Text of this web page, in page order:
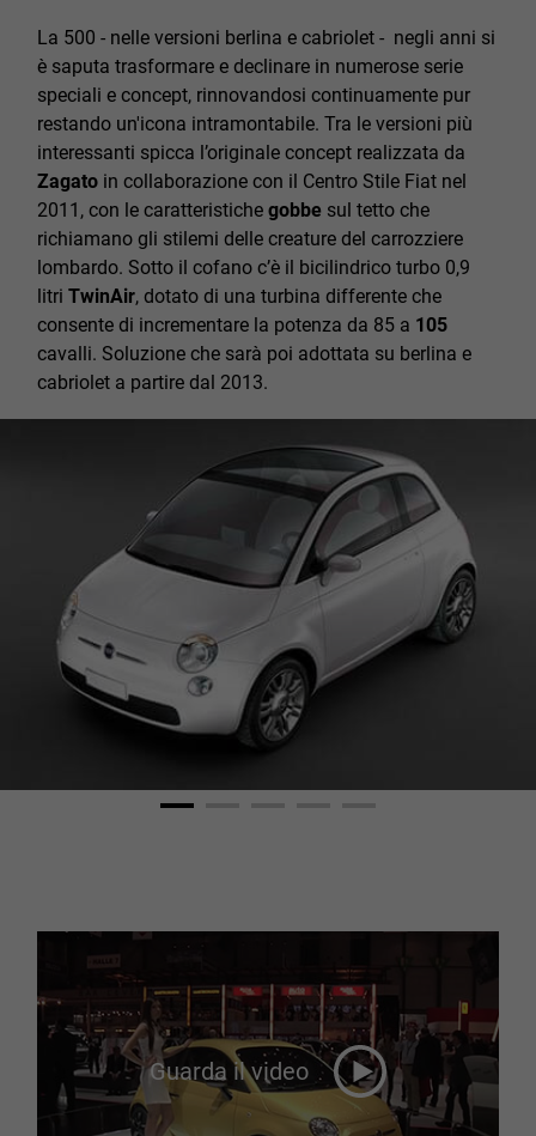
La 500 - nelle versioni berlina e cabriolet - negli anni si
è saputa trasformare e declinare in numerose serie
speciali e concept, rinnovandosi continuamente pur
restando un'icona intramontabile. Tra le versioni più
interessanti spicca l’originale concept realizzata da
Zagato in collaborazione con il Centro Stile Fiat nel
2011, con le caratteristiche gobbe sul tetto che
richiamano gli stilemi delle creature del carrozziere
lombardo. Sotto il cofano c’è il bicilindrico turbo 0,9
litri TwinAir, dotato di una turbina differente che
consente di incrementare la potenza da 85 a 105
cavalli. Soluzione che sarà poi adottata su berlina e
cabriolet a partire dal 2013.
Guarda il video